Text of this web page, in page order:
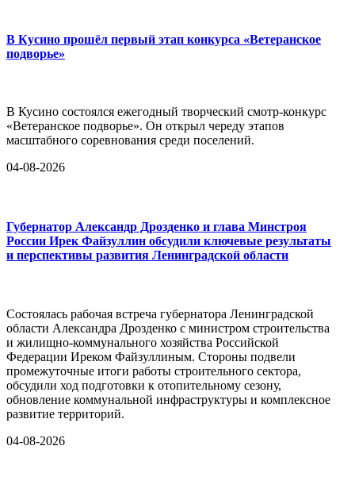
В Кусино прошёл первый этап конкурса «Ветеранское
подворье»
В Кусино состоялся ежегодный творческий смотр-конкурс
«Ветеранское подворье». Он открыл череду этапов
масштабного соревнования среди поселений.
04-08-2026
Губернатор Александр Дрозденко и глава Минстроя
России Ирек Файзуллин обсудили ключевые результаты
и перспективы развития Ленинградской области
Состоялась рабочая встреча губернатора Ленинградской
области Александра Дрозденко с министром строительства
и жилищно-коммунального хозяйства Российской
Федерации Иреком Файзуллиным. Стороны подвели
промежуточные итоги работы строительного сектора,
обсудили ход подготовки к отопительному сезону,
обновление коммунальной инфраструктуры и комплексное
развитие территорий.
04-08-2026